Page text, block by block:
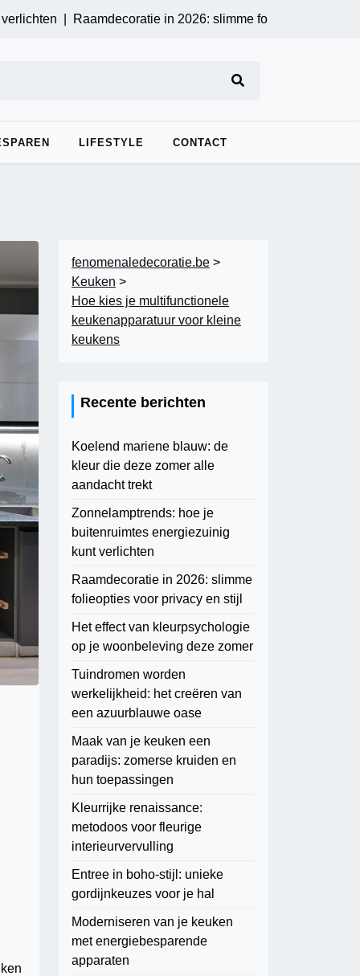
|Raamdecoratie in 2026: slimme folieopties voor privacy
LIFESTYLE CONTACT
fenomenaledecoratie.be >
Keuken >
Hoe kies je multifunctionele
keukenapparatuur voor kleine
keukens
Recente berichten
Koelend mariene blauw: de
kleur die deze zomer alle
aandacht trekt
Zonnelamptrends: hoe je
buitenruimtes energiezuinig
kunt verlichten
Raamdecoratie in 2026: slimme
folieopties voor privacy en stijl
Het effect van kleurpsychologie
op je woonbeleving deze zomer
Tuindromen worden
werkelijkheid: het creëren van
een azuurblauwe oase
Maak van je keuken een
paradijs: zomerse kruiden en
hun toepassingen
Kleurrijke renaissance:
metodoos voor fleurige
interieurvervulling
Entree in boho-stijl: unieke
gordijnkeuzes voor je hal
Moderniseren van je keuken
met energiebesparende
apparaten